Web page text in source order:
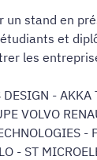
stand en
et
les
-
VOLVO
- ST